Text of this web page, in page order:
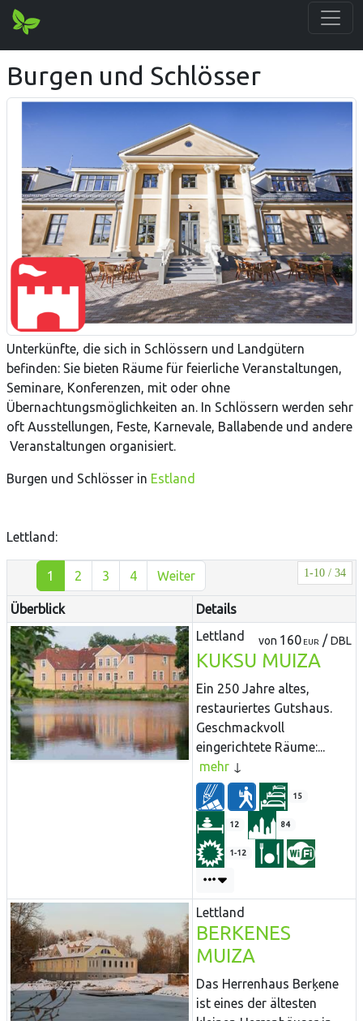
Burgen und Schlösser
Unterkünfte, die sich in Schlössern und Landgütern
befinden: Sie bieten Räume für feierliche Veranstaltungen,
Seminare, Konferenzen, mit oder ohne
Übernachtungsmöglichkeiten an. In Schlössern werden sehr
oft Ausstellungen, Feste, Karnevale, Ballabende und andere
Veranstaltungen organisiert.
Burgen und Schlösser in Estland
Lettland:
1-10 / 34
1 2 3 4 Weiter
Überblick
Details
Lettland
von 160 EUR /DBL
KUKSU MUIZA
Ein 250 Jahre altes,
restauriertes Gutshaus.
Geschmackvoll
eingerichtete Räume:...
mehr
15
12 84
1-12
Lettland
BERKENES
MUIZA
Das Herrenhaus Berķene
ist eines der ältesten